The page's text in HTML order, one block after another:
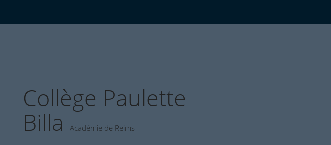
Collège Paulette
BillaAcadémie de Reims